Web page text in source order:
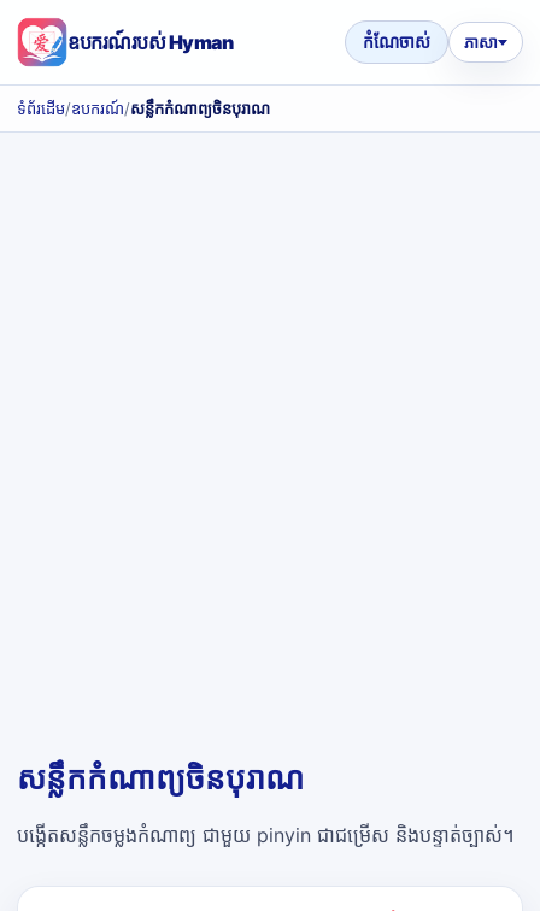
ឧបករណ៍របស់ Hyman កំណែចាស់ ភាសា
ទំព័រដើម/ឧបករណ៍/សន្លឹកកំណាព្យចិនបុរាណ
សន្លឹកកំណាព្យចិនបុរាណ
បង្កើតសន្លឹកចម្លងកំណាព្យ ជាមួយ pinyin ជាជម្រើស និងបន្ទាត់ច្បាស់។